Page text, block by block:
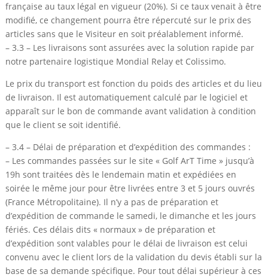
française au taux légal en vigueur (20%). Si ce taux venait à être
modifié, ce changement pourra être répercuté sur le prix des
articles sans que le Visiteur en soit préalablement informé.
– 3.3 – Les livraisons sont assurées avec la solution rapide par
notre partenaire logistique Mondial Relay et Colissimo.
Le prix du transport est fonction du poids des articles et du lieu
de livraison. Il est automatiquement calculé par le logiciel et
apparaît sur le bon de commande avant validation à condition
que le client se soit identifié.
– 3.4 – Délai de préparation et d’expédition des commandes :
– Les commandes passées sur le site « Golf ArT Time » jusqu’à
19h sont traitées dès le lendemain matin et expédiées en
soirée le même jour pour être livrées entre 3 et 5 jours ouvrés
(France Métropolitaine). Il n’y a pas de préparation et
d’expédition de commande le samedi, le dimanche et les jours
fériés. Ces délais dits « normaux » de préparation et
d’expédition sont valables pour le délai de livraison est celui
convenu avec le client lors de la validation du devis établi sur la
base de sa demande spécifique. Pour tout délai supérieur à ces